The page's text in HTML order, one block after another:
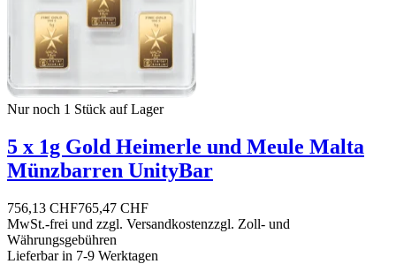
Nur noch 1 Stück auf Lager
5 x 1g Gold Heimerle und Meule Malta
Münzbarren UnityBar
756,13 CHF765,47 CHF
MwSt.-frei und zzgl. Versandkostenzzgl. Zoll- und
Währungsgebühren
Lieferbar in 7-9 Werktagen